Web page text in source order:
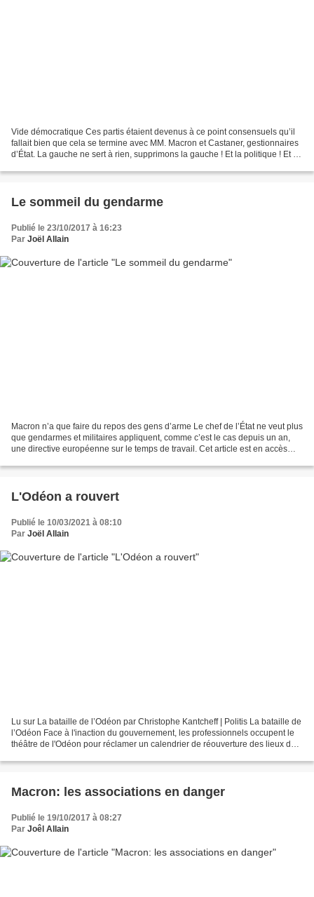
Vide démocratique Ces partis étaient devenus à ce point consensuels qu’il
fallait bien que cela se termine avec MM. Macron et Castaner, gestionnaires
d’État. La gauche ne sert à rien, supprimons la gauche ! Et la politique ! Et la
Le sommeil du gendarme
Publié le 23/10/2017 à 16:23
Par Joël Allain
Macron n’a que faire du repos des gens d’arme Le chef de l’État ne veut plus
que gendarmes et militaires appliquent, comme c’est le cas depuis un an,
une directive européenne sur le temps de travail. Cet article est en accès
L'Odéon a rouvert
Publié le 10/03/2021 à 08:10
Par Joël Allain
Lu sur La bataille de l’Odéon par Christophe Kantcheff | Politis La bataille de
l’Odéon Face à l'inaction du gouvernement, les professionnels occupent le
théâtre de l'Odéon pour réclamer un calendrier de réouverture des lieux de
Macron: les associations en danger
Publié le 19/10/2017 à 08:27
Par Joêl Allain